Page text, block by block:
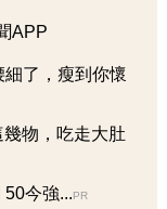
APP
了，瘦到你懷
物，吃走大肚
今強...PR